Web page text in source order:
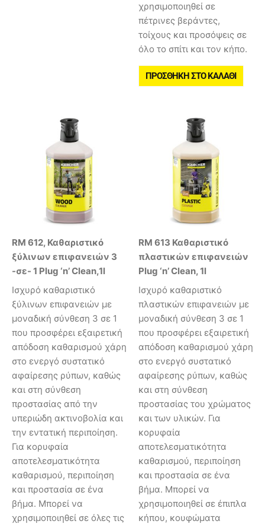
χρησιμοποιηθεί σε
πέτρινες βεράντες,
τοίχους και προσόψεις σε
όλο το σπίτι και τον κήπο.
ΠΡΟΣΘΉΚΗ ΣΤΟ ΚΑΛΆΘΙ
RM 612, Καθαριστικό
ξύλινων επιφανειών 3
-σε- 1 Plug ‘n’ Clean,1l
Ισχυρό καθαριστικό
ξύλινων επιφανειών με
μοναδική σύνθεση 3 σε 1
που προσφέρει εξαιρετική
απόδοση καθαρισμού χάρη
στο ενεργό συστατικό
αφαίρεσης ρύπων, καθώς
και στη σύνθεση
προστασίας από την
υπεριώδη ακτινοβολία και
την εντατική περιποίηση.
Για κορυφαία
αποτελεσματικότητα
καθαρισμού, περιποίηση
και προστασία σε ένα
βήμα. Μπορεί να
χρησιμοποιηθεί σε όλες τις
RM 613 Καθαριστικό
πλαστικών επιφανειών
Plug ‘n’ Clean, 1l
Ισχυρό καθαριστικό
πλαστικών επιφανειών με
μοναδική σύνθεση 3 σε 1
που προσφέρει εξαιρετική
απόδοση καθαρισμού χάρη
στο ενεργό συστατικό
αφαίρεσης ρύπων, καθώς
και στη σύνθεση
προστασίας του χρώματος
και των υλικών. Για
κορυφαία
αποτελεσματικότητα
καθαρισμού, περιποίηση
και προστασία σε ένα
βήμα. Μπορεί να
χρησιμοποιηθεί σε έπιπλα
κήπου, κουφώματα